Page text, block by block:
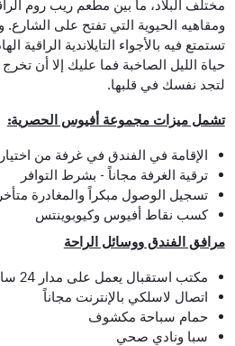
مختلف البلاد، ما بين مطعم ريب روم
ومقاهيه الحيوية التي تفتح على
تستمتع فيه بالأجواء التايلاندية الراقية
حياة الليل الصاخبة فما عليك إلا أن
لتجد نفسك في قلبها.
تشمل ميزات مجموعة أفيوس الحصرية:
الإقامة في الفندق في غرفة من
ترقية الغرفة مجاناً - بشرط التوافر
تسجيل الوصول مبكراً والمغادرة
كسب نقاط أفيوس وكيوبوينتس
مرافق الفندق ووسائل الراحة
مكتب استقبال يعمل على مدار 24
اتصال لاسلكي بالإنترنت مجاناً
حمام سباحة مكشوف
سبا ونادي صحي